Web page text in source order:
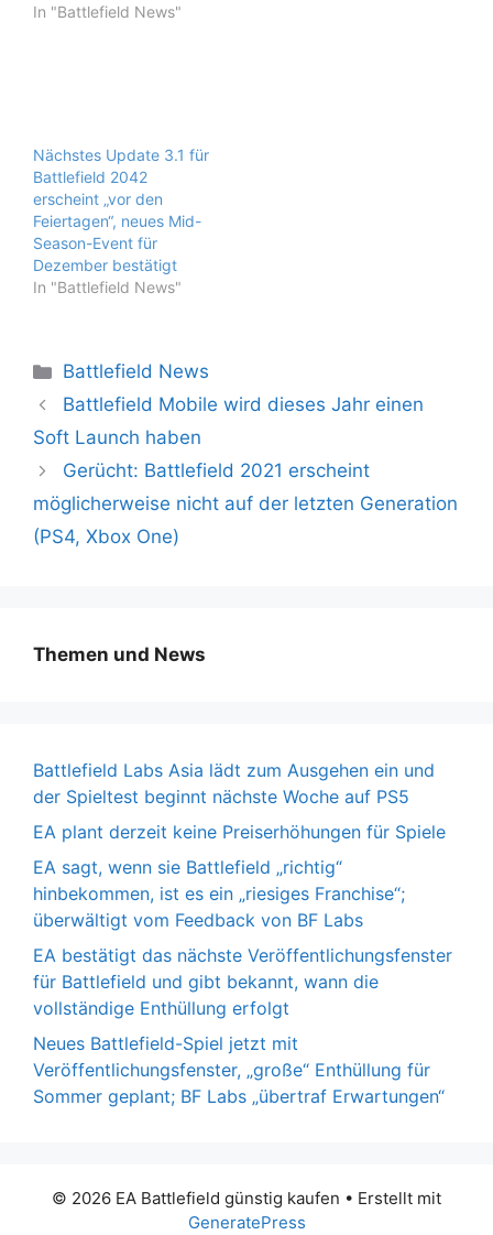
In "Battlefield News"
Nächstes Update 3.1 für
Battlefield 2042
erscheint „vor den
Feiertagen“, neues Mid-
Season-Event für
Dezember bestätigt
In "Battlefield News"
Kategorien
Battlefield News
Battlefield Mobile wird dieses Jahr einen
Soft Launch haben
Gerücht: Battlefield 2021 erscheint
möglicherweise nicht auf der letzten Generation
(PS4, Xbox One)
Themen und News
Battlefield Labs Asia lädt zum Ausgehen ein und
der Spieltest beginnt nächste Woche auf PS5
EA plant derzeit keine Preiserhöhungen für Spiele
EA sagt, wenn sie Battlefield „richtig“
hinbekommen, ist es ein „riesiges Franchise“;
überwältigt vom Feedback von BF Labs
EA bestätigt das nächste Veröffentlichungsfenster
für Battlefield und gibt bekannt, wann die
vollständige Enthüllung erfolgt
Neues Battlefield-Spiel jetzt mit
Veröffentlichungsfenster, „große“ Enthüllung für
Sommer geplant; BF Labs „übertraf Erwartungen“
© 2026 EA Battlefield günstig kaufen • Erstellt mit
GeneratePress